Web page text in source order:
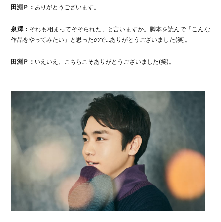
田淵Ｐ：ありがとうございます。
泉澤： それも相まってそそられた、と言いますか。脚本を読んで「こんな
作品をやってみたい」と思ったので…ありがとうございました(笑)。
田淵Ｐ： いえいえ、こちらこそありがとうございました(笑)。